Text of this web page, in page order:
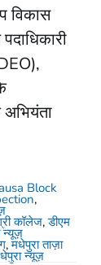
विकास
Block
,
कॉलेज,डीएम
न्यूज़
,मधेपुरा ताज़ा
न्यूज़